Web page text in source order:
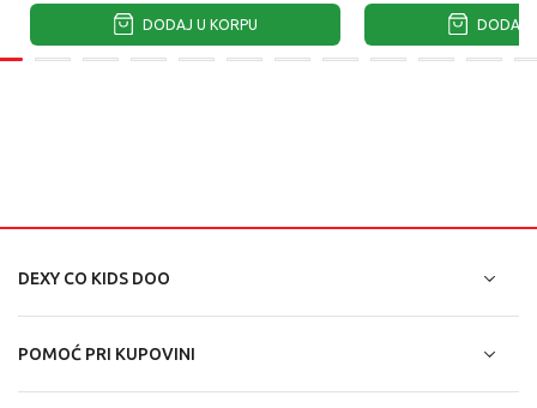
DODAJ U KORPU DODAJ
DEXY CO KIDS DOO
POMOĆ PRI KUPOVINI